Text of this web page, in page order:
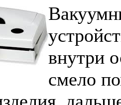
внутри
смело